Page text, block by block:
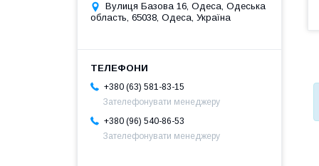
Вулиця Базова 16, Одеса, Одеська
область, 65038, Одеса, Україна
+380 (63) 581-83-15
Зателефонувати менеджеру
+380 (96) 540-86-53
Зателефонувати менеджеру